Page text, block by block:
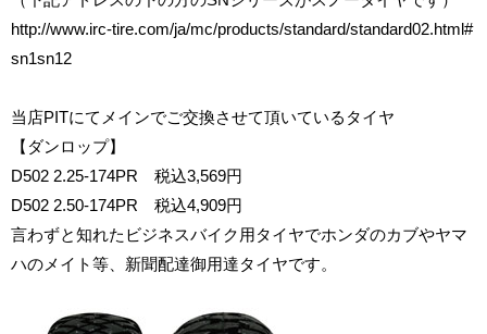
http://www.irc-tire.com/ja/mc/products/standard/standard02.html#
sn1sn12
当店PITにてメインでご交換させて頂いているタイヤ
【ダンロップ】
D502 2.25-174PR 税込3,569円
D502 2.50-174PR 税込4,909円
言わずと知れたビジネスバイク用タイヤでホンダのカブやヤマ
ハのメイト等、新聞配達御用達タイヤです。